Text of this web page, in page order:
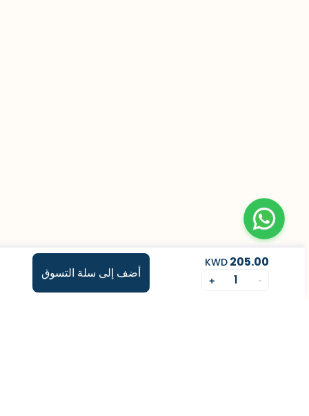
205.00
KWD
-
1
+ أضف إلى سلة التسوق